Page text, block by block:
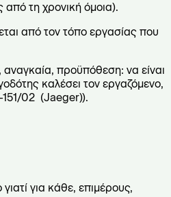
από τη χρονική όμοια).
από τον τόπο εργασίας που
προϋπόθεση: να είναι
καλέσει τον εργαζόμενο,
151/02 (Jaeger)).
για κάθε, επιμέρους,